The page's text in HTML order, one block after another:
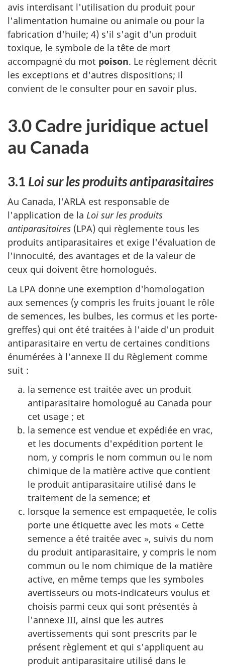
avis interdisant l'utilisation du produit pour
l'alimentation humaine ou animale ou pour la
fabrication d'huile; 4) s'il s'agit d'un produit
toxique, le symbole de la tête de mort
accompagné du mot poison. Le règlement décrit
les exceptions et d'autres dispositions; il
convient de le consulter pour en savoir plus.
3.0 Cadre juridique actuel
au Canada
3.1 Loi sur les produits antiparasitaires
Au Canada, l'ARLA est responsable de
l'application de la Loi sur les produits
antiparasitaires (LPA) qui règlemente tous les
produits antiparasitaires et exige l'évaluation de
l'innocuité, des avantages et de la valeur de
ceux qui doivent être homologués.
La LPA donne une exemption d'homologation
aux semences (y compris les fruits jouant le rôle
de semences, les bulbes, les cormus et les porte-
greffes) qui ont été traitées à l'aide d'un produit
antiparasitaire en vertu de certaines conditions
énumérées à l'annexe II du Règlement comme
suit :
la semence est traitée avec un produit
antiparasitaire homologué au Canada pour
cet usage ; et
la semence est vendue et expédiée en vrac,
et les documents d'expédition portent le
nom, y compris le nom commun ou le nom
chimique de la matière active que contient
le produit antiparasitaire utilisé dans le
traitement de la semence; et
lorsque la semence est empaquetée, le colis
porte une étiquette avec les mots « Cette
semence a été traitée avec », suivis du nom
du produit antiparasitaire, y compris le nom
commun ou le nom chimique de la matière
active, en même temps que les symboles
avertisseurs ou mots-indicateurs voulus et
choisis parmi ceux qui sont présentés à
l'annexe III, ainsi que les autres
avertissements qui sont prescrits par le
présent règlement et qui s'appliquent au
produit antiparasitaire utilisé dans le